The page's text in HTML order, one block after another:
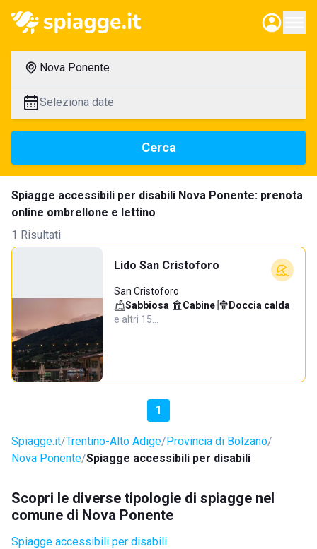
Nova Ponente
Seleziona date
Cerca
Spiagge accessibili per disabili Nova Ponente: prenota
online ombrellone e lettino
1 Risultati
Lido San Cristoforo
San Cristoforo
Sabbiosa· Cabine· Doccia calda·
e altri 15…
1
Spiagge.it Trentino-Alto Adige Provincia di Bolzano
Nova Ponente Spiagge accessibili per disabili
Scopri le diverse tipologie di spiagge nel
comune di Nova Ponente
Spiagge accessibili per disabili